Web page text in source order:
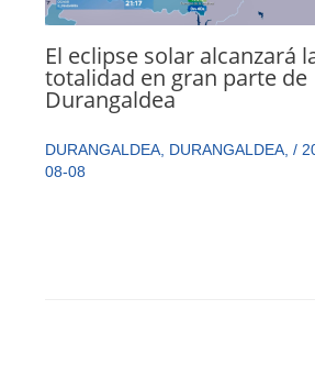
El eclipse solar alcanzará
totalidad en gran parte de
Durangaldea
DURANGALDEA, DURANGALDEA, /
08-08